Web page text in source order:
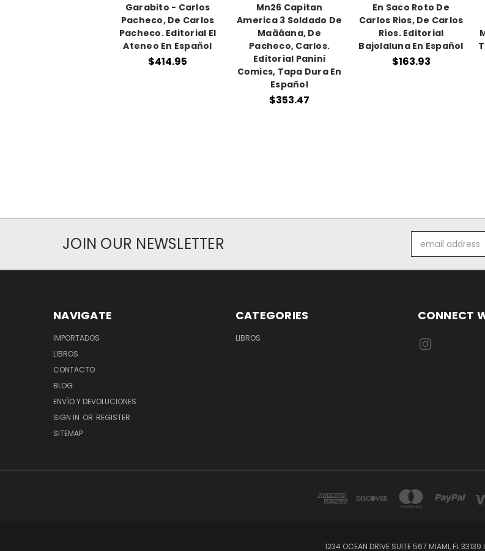
Garabito - Carlos
Pacheco, De Carlos
Pacheco. Editorial El
Ateneo En Español
$414.95
Mn26 Capitan
America 3 Soldado De
Maãâana, De
Pacheco, Carlos.
Editorial Panini
Comics, Tapa Dura En
Español
$353.47
En Saco Roto De
Carlos Rios, De Carlos
Ríos. Editorial
Bajolaluna En Español
$163.93
JOIN OUR NEWSLETTER
Address
NAVIGATE
IMPORTADOS
LIBROS
CONTACTO
BLOG
ENVÍO Y DEVOLUCIONES
SIGN IN OR REGISTER
SITEMAP
CATEGORIES
LIBROS
CONNECT
1234 OCEAN DRIVE SUITE 567 MIAMI, FL 33139